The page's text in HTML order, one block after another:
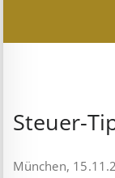
Steuer-
München,